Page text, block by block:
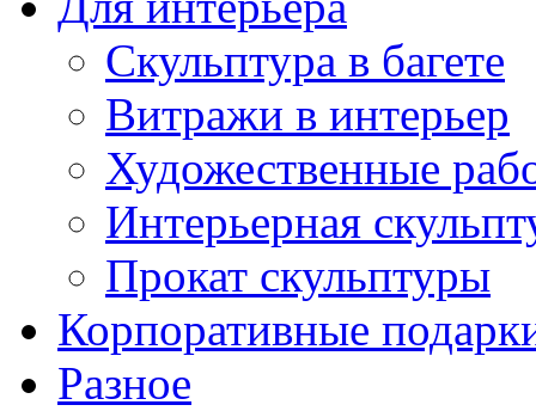
Скульптура в багете
Витражи в интерьер
Художественные
Интерьерная
Прокат скульптуры
Корпоративные
Разное